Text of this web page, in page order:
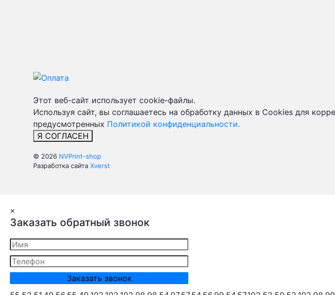
Этот веб-сайт использует cookie-файлы.
Используя сайт, вы соглашаетесь на обработку данных в Cookies для
предусмотренных Политикой конфиденциальности.
Я СОГЛАСЕН
© 2026 NVPrint-shop
Разработка сайта Xverst
×
Заказать обратный звонок